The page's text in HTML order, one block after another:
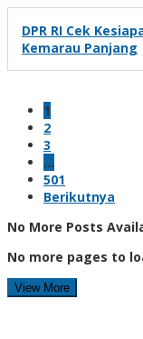
DPR RI Cek
Kemarau Panjang
1
2
3
…
501
Berikutnya
No More Posts
No more pages to
View More